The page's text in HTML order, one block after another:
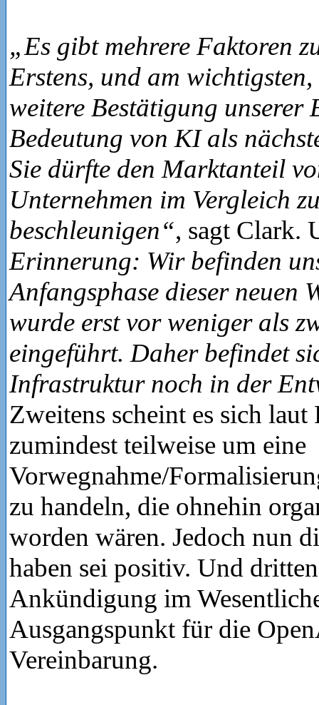
„Es gibt mehrere Faktoren
Erstens, und am
weitere Bestätigung unserer
Bedeutung von KI als
Sie dürfte den Marktanteil
Unternehmen im Vergleich
beschleunigen“, sagt Clark.
Erinnerung: Wir befinden
Anfangsphase dieser neuen
wurde erst vor weniger als
eingeführt. Daher befindet
Infrastruktur noch in der
Zweitens scheint es sich
zumindest teilweise um eine
Vorwegnahme/
zu handeln, die ohnehin
worden wären. Jedoch nun
haben sei positiv. Und
Ankündigung im
Ausgangspunkt für die
Vereinbarung.